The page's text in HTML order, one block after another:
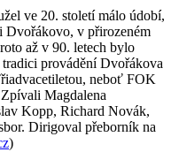
ve 20. století málo údobí,
Dvořákovo, v přirozeném
až v 90. letech bylo
tradici provádění Dvořákova
neboť FOK
Magdalena
Kopp, Richard Novák,
Dirigoval přeborník na
)